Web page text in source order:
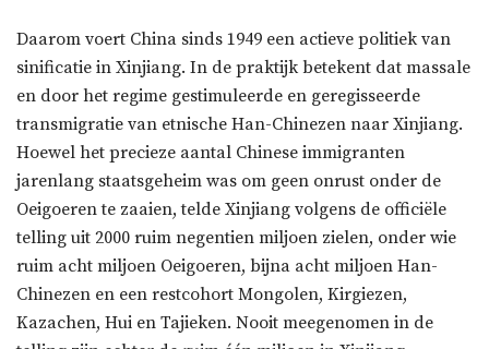
Daarom voert China sinds 1949 een actieve politiek van
sinificatie in Xinjiang. In de praktijk betekent dat massale
en door het regime gestimuleerde en geregisseerde
transmigratie van etnische Han-Chinezen naar Xinjiang.
Hoewel het precieze aantal Chinese immigranten
jarenlang staatsgeheim was om geen onrust onder de
Oeigoeren te zaaien, telde Xinjiang volgens de officiële
telling uit 2000 ruim negentien miljoen zielen, onder wie
ruim acht miljoen Oeigoeren, bijna acht miljoen Han-
Chinezen en een restcohort Mongolen, Kirgiezen,
Kazachen, Hui en Tajieken. Nooit meegenomen in de